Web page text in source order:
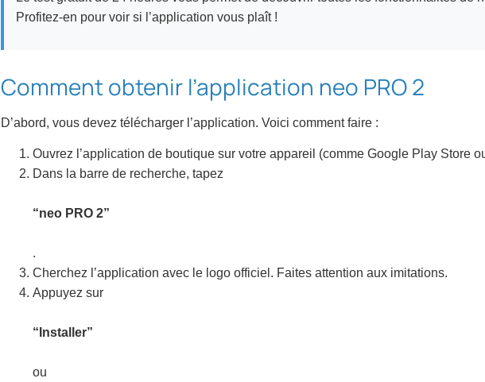
Profitez-en pour voir si l’application vous plaît !
Comment obtenir l’application neo PRO 2
D’abord, vous devez télécharger l’application. Voici comment faire :
Ouvrez l’application de boutique sur votre appareil (comme Google Play Store
Dans la barre de recherche, tapez
“neo PRO 2”
.
Cherchez l’application avec le logo officiel. Faites attention aux imitations.
Appuyez sur
“Installer”
ou